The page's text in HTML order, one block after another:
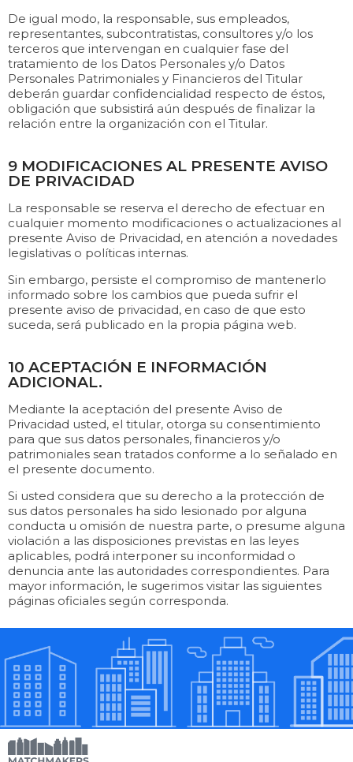
De igual modo, la responsable, sus empleados,
representantes, subcontratistas, consultores y/o los
terceros que intervengan en cualquier fase del
tratamiento de los Datos Personales y/o Datos
Personales Patrimoniales y Financieros del Titular
deberán guardar confidencialidad respecto de éstos,
obligación que subsistirá aún después de finalizar la
relación entre la organización con el Titular.
9 MODIFICACIONES AL PRESENTE AVISO
DE PRIVACIDAD
La responsable se reserva el derecho de efectuar en
cualquier momento modificaciones o actualizaciones al
presente Aviso de Privacidad, en atención a novedades
legislativas o políticas internas.
Sin embargo, persiste el compromiso de mantenerlo
informado sobre los cambios que pueda sufrir el
presente aviso de privacidad, en caso de que esto
suceda, será publicado en la propia página web.
10 ACEPTACIÓN E INFORMACIÓN
ADICIONAL.
Mediante la aceptación del presente Aviso de
Privacidad usted, el titular, otorga su consentimiento
para que sus datos personales, financieros y/o
patrimoniales sean tratados conforme a lo señalado en
el presente documento.
Si usted considera que su derecho a la protección de
sus datos personales ha sido lesionado por alguna
conducta u omisión de nuestra parte, o presume alguna
violación a las disposiciones previstas en las leyes
aplicables, podrá interponer su inconformidad o
denuncia ante las autoridades correspondientes. Para
mayor información, le sugerimos visitar las siguientes
páginas oficiales según corresponda.